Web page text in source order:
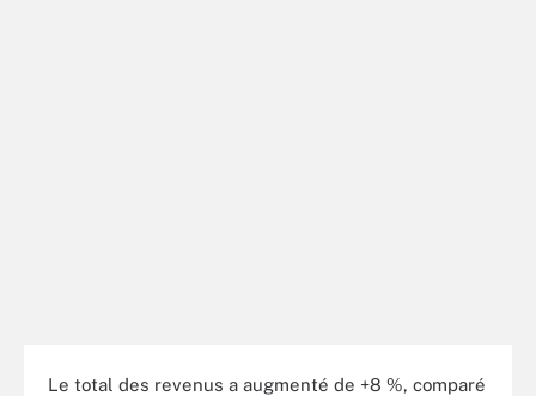
Le total des revenus a augmenté de +8 %, comparé